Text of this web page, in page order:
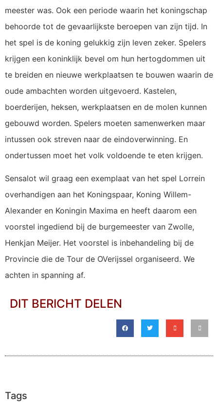
meester was. Ook een periode waarin het koningschap
behoorde tot de gevaarlijkste beroepen van zijn tijd. In
het spel is de koning gelukkig zijn leven zeker. Spelers
krijgen een koninklijk bevel om hun hertogdommen uit
te breiden en nieuwe werkplaatsen te bouwen waarin de
oude ambachten worden uitgevoerd. Kastelen,
boerderijen, heksen, werkplaatsen en de molen kunnen
gebouwd worden. Spelers moeten samenwerken maar
intussen ook streven naar de eindoverwinning. En
ondertussen moet het volk voldoende te eten krijgen.
Sensalot wil graag een exemplaat van het spel Lorrein
overhandigen aan het Koningspaar, Koning Willem-
Alexander en Koningin Maxima en heeft daarom een
voorstel ingediend bij de burgemeester van Zwolle,
Henkjan Meijer. Het voorstel is inbehandeling bij de
Provincie die de Tour de OVerijssel organiseerd. We
achten in spanning af.
DIT BERICHT DELEN
Tags